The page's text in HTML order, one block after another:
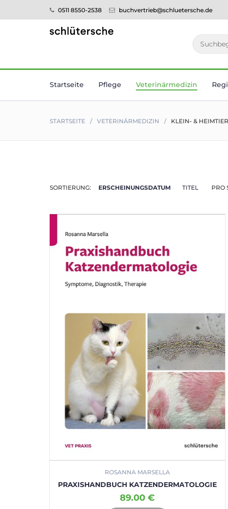
0511 8550-2538 buchvertrieb@schluetersche.de
Startseite Pflege Veterinär­medizin
STARTSEITE VETERINÄR­MEDIZIN KLEIN- & HEIMTIER
SORTIERUNG: ERSCHEINUNGSDATUM TITEL PRO
ROSANNA MARSELLA
PRAXISHANDBUCH KATZENDERMATOLOGIE
89.00 €